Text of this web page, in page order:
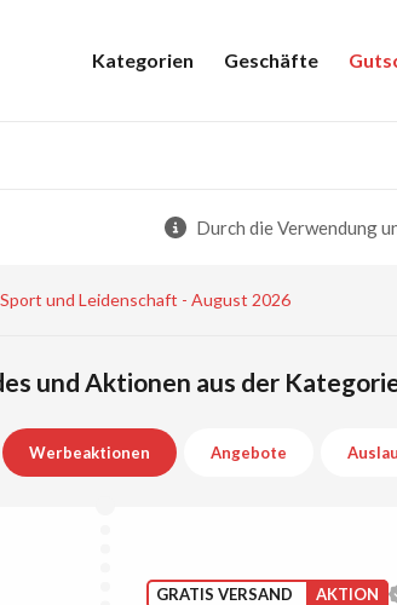
Kategorien Geschäfte
Durch die Verwendung
Sport und Leidenschaft - August 2026
und Aktionen aus der
Werbeaktionen Angebote
GRATIS VERSAND AKTION